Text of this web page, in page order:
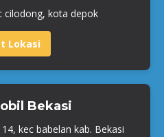
cilodong, kota depok
Lokasi
Bekasi
kec babelan kab. Bekasi